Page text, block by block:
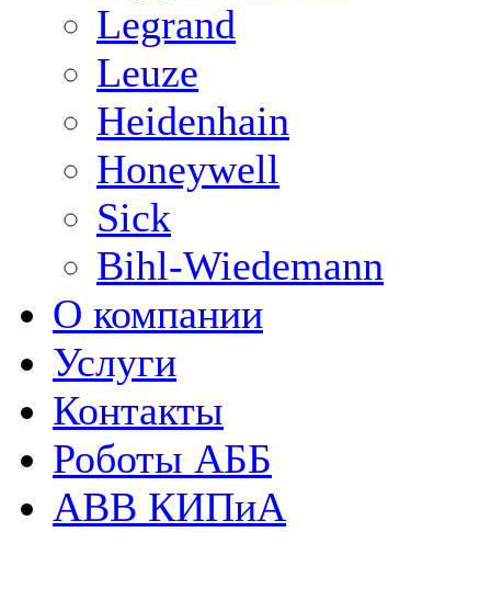
Legrand
Leuze
Heidenhain
Honeywell
Sick
Bihl-Wiedemann
О компании
Услуги
Контакты
Роботы АББ
ABB КИПиА